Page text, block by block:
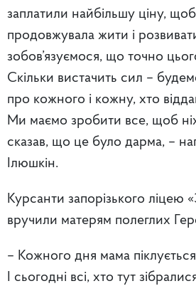
заплатили найбільшу ціну,
продовжувала жити і
зобов’язуємося, що точно
Скільки вистачить сил –
про кожного і кожну, хто
Ми маємо зробити все, щоб
сказав, що це було дарма, –
Ілюшкін.
Курсанти запорізького ліцею
вручили матерям полеглих
– Кожного дня мама
І сьогодні всі, хто тут